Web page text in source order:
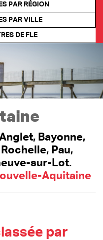
PAR RÉGION
PAR VILLE
DE FLE
Bayonne,
Pau,
sur-Lot.
Aquitaine
par